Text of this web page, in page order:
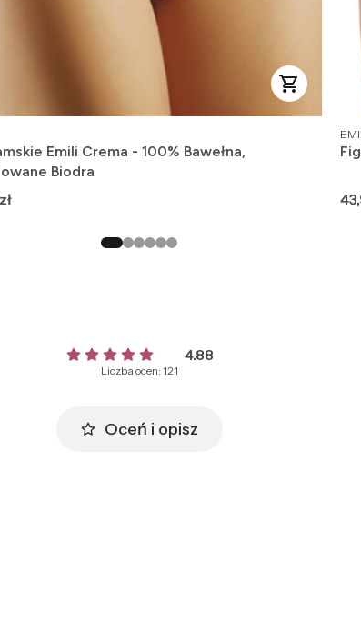
Emili Crema - 100% Bawełna,
Biodra
4.88
Liczba ocen: 121
Oceń i opisz